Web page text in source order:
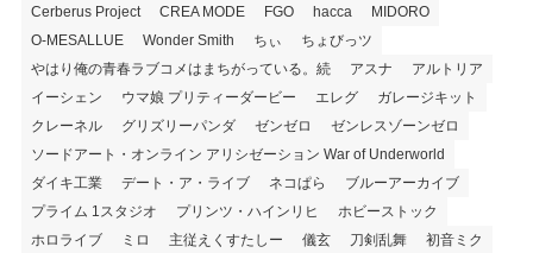
Cerberus Project CREA MODE FGO hacca
MIDORO
O-MESALLUE
Wonder Smith ちぃ
ちょびっツ
やはり俺の青春ラブコメはまちがっている。続
アスナ
アルトリア
イーシェン
ウマ娘 プリティーダービー エレグ
ガレージキット
クレーネル
グリズリーパンダ ゼンゼロ
ゼンレスゾーンゼロ
ソードアート・オンライン アリシゼーション War of Underworld
ダイキ工業
デート・ア・ライブ ネコぱら
ブルーアーカイブ
プライム 1スタジオ
プリンツ・ハインリヒ
ホビーストック
ホロライブ
ミロ 主従えくすたしー 儀玄 刀剣乱舞
初音ミク